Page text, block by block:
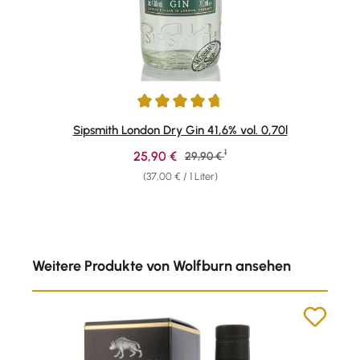
Durchschnittliche Bewertung von 4.82 von 5 Sternen
Sipsmith London Dry Gin 41,6% vol. 0,70l
(37,00 € / 1 Liter)
Verkaufspreis:
25,90 € Regulärer Preis:
29,90 € 1
Weitere Produkte von Wolfburn ansehen